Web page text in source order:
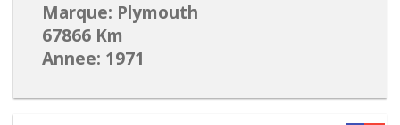
Marque: Plymouth
67866 Km
Annee: 1971